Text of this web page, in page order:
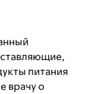
питания
врачу о